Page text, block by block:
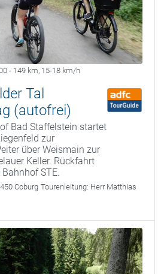
- 149 km, 15-18 km/h
Tal
(autofrei)
Bad Staffelstein startet
zur
über Weismain zur
Keller. Rückfahrt
STE.
Coburg Tourenleitung: Herr Matthias